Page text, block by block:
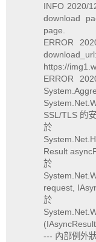
INFO 2020/
download
page.
ERROR
download_url:
https://
ERROR
SSL/TLS 的
於
Result
於
request,
於
--- 內部例外